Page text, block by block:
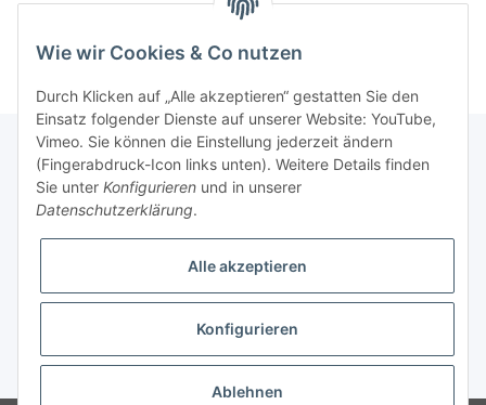
Fuss
News: Monate mit Beiträgen
* Alle Preise inkl. gesetzlicher USt.
Wie wir Cookies & Co nutzen
Durch Klicken auf „Alle akzeptieren“ gestatten Sie den
Einsatz folgender Dienste auf unserer Website: YouTube,
Vimeo. Sie können die Einstellung jederzeit ändern
(Fingerabdruck-Icon links unten). Weitere Details finden
Sie unter Konfigurieren und in unserer
Datenschutzerklärung.
Alle akzeptieren
Konfigurieren
Ablehnen